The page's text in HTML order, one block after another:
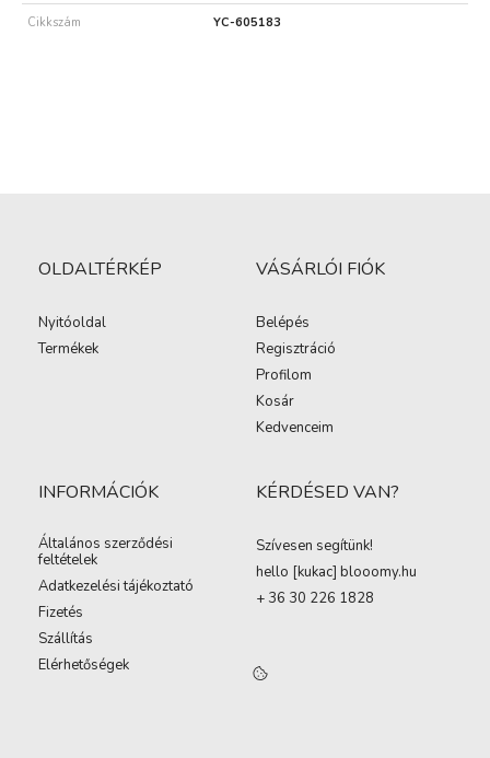
Cikkszám YC-605183
OLDALTÉRKÉP
Nyitóoldal
Termékek
VÁSÁRLÓI FIÓK
Belépés
Regisztráció
Profilom
Kosár
Kedvenceim
INFORMÁCIÓK
Általános szerződési
feltételek
Adatkezelési tájékoztató
Fizetés
Szállítás
Elérhetőségek
KÉRDÉSED VAN?
Szívesen segítünk!
hello [kukac] blooomy.hu
+ 36 30 226 1828